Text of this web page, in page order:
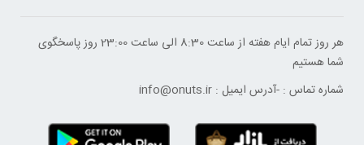
هر روز تمام ایام هفته از ساعت 8:30 الی ساعت 23:00 ‌روز پاسخگوی
شما هستیم
شماره تماس : -آدرس ایمیل : info@onuts.ir